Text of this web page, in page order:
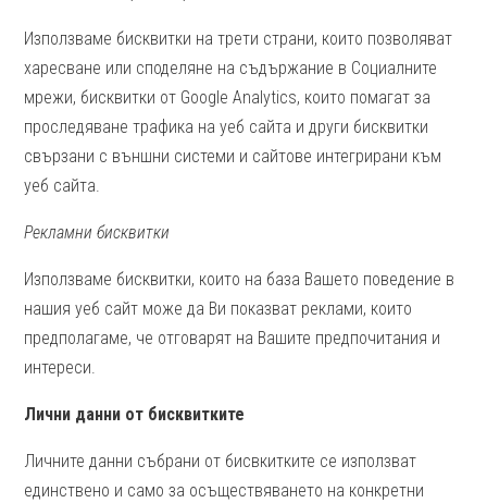
Използваме бисквитки на трети страни, които позволяват
харесване или споделяне на съдържание в Социалните
мрежи, бисквитки от Google Analytics, които помагат за
проследяване трафика на уеб сайта и други бисквитки
свързани с външни системи и сайтове интегрирани към
уеб сайта.
Рекламни бисквитки
Използваме бисквитки, които на база Вашето поведение в
нашия уеб сайт може да Ви показват реклами, които
предполагаме, че отговарят на Вашите предпочитания и
интереси.
Лични данни от бисквитките
Личните данни събрани от бисвкитките се използват
единствено и само за осъществяването на конкретни